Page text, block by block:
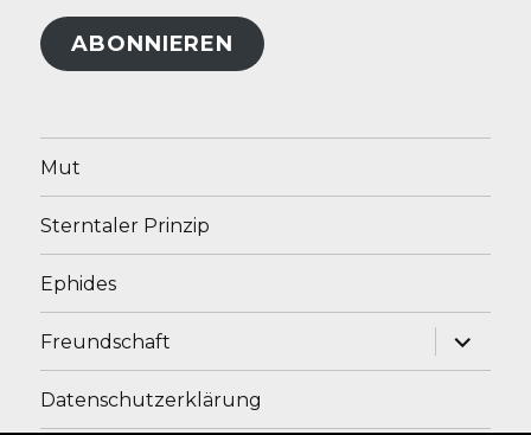
Adresse
ABONNIEREN
Mut
Sterntaler Prinzip
Ephides
Freundschaft
Datenschutzerklärung